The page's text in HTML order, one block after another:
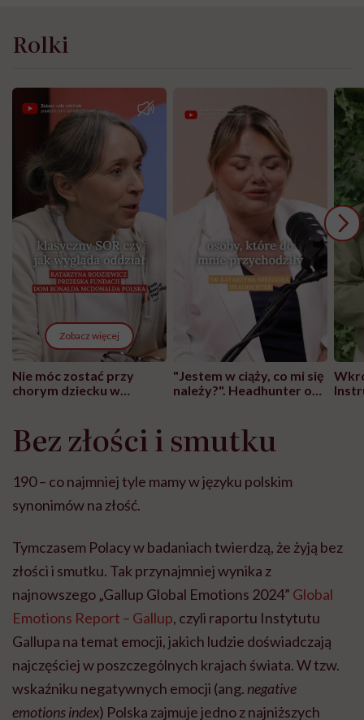
Rolki
Zobacz więcej
Nie móc zostać przy
chorym dziecku w
może chyba tylko
głupota i brak
"Jestem w ciąży, co mi się
należy?". Headhunter o
pracy
Bez złości i smutku
190 – co najmniej tyle mamy w języku polskim
synonimów na złość.
Tymczasem Polacy w badaniach twierdzą, że żyją bez
złości i smutku. Tak przynajmniej wynika z
najnowszego „Gallup Global Emotions 2024” Global
Emotions Report – Gallup, czyli raportu Instytutu
Gallupa na temat emocji, jakich ludzie doświadczają
najczęściej w poszczególnych krajach świata. W tzw.
wskaźniku negatywnych emocji (ang. negative
emotions index) Polska zajmuje jedno z najniższych